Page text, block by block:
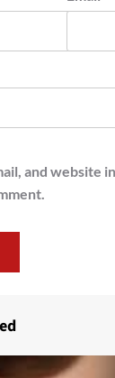
and website